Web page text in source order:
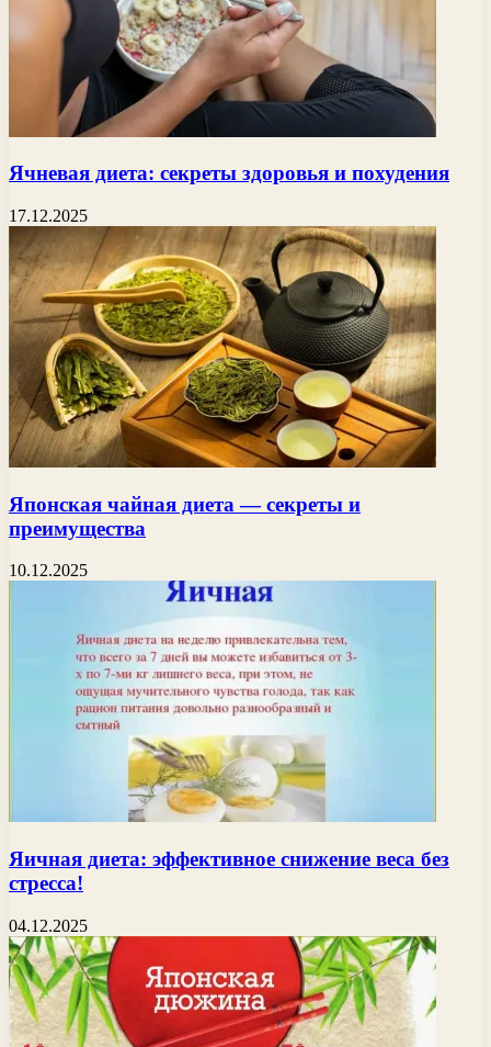
Ячневая диета: секреты здоровья и похудения
17.12.2025
Японская чайная диета — секреты и
преимущества
10.12.2025
Яичная диета: эффективное снижение веса без
стресса!
04.12.2025